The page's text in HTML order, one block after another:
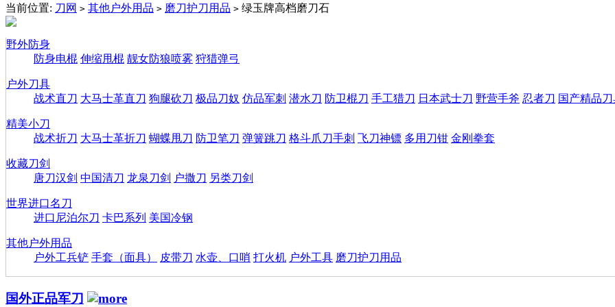
当前位置: 刀网 > 其他户外用品 > 磨刀护刀用品 > 绿玉牌高档磨刀石
野外防身
防身电棍 伸缩甩棍 靓女防狼喷雾 狩猎弹弓
户外刀具
战术直刀 大马士革直刀 狗腿砍刀 极品刀奴 仿品军刺 潜水刀 防卫棍刀 手工猎刀 日本武士刀 野营手斧 忍者刀 国产精品
精美小刀
战术折刀 大马士革折刀 蝴蝶甩刀 防卫笔刀 弹簧跳刀 格斗爪刀手刺 飞刀神镖 多用刀钳 金刚拳套
收藏刀剑
唐刀汉剑 中国清刀 龙泉刀剑 户撒刀 另类刀剑
世界进口名刀
进口尼泊尔刀 卡巴系列 美国冷钢
其他户外用品
户外工兵铲 手套（面具） 皮带刀 水壶、口哨 打火机 户外工具 磨刀护刀用品
国外正品军刀